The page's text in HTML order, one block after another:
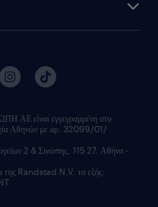
είναι εγγεγραμμένη στο
Αθηνών με αρ. 32099/01/
2 & Σινώπης, 115 27, Αθήνα -
της Randstad N.V. τα εξής: